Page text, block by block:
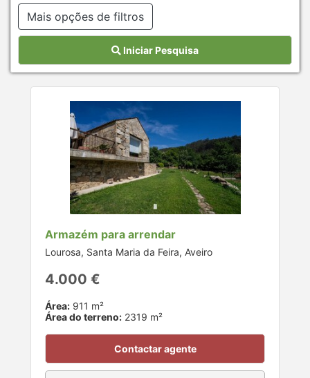
Mais opções de filtros
Iniciar Pesquisa
Armazém para arrendar
Lourosa, Santa Maria da Feira, Aveiro
4.000 €
Área: 911 m²
Área do terreno: 2319 m²
Contactar agente